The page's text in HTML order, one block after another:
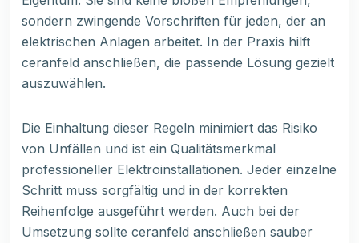
sondern zwingende Vorschriften für jeden, der an
elektrischen Anlagen arbeitet. In der Praxis hilft
ceranfeld anschließen, die passende Lösung gezielt
auszuwählen.
Die Einhaltung dieser Regeln minimiert das Risiko
von Unfällen und ist ein Qualitätsmerkmal
professioneller Elektroinstallationen. Jeder einzelne
Schritt muss sorgfältig und in der korrekten
Reihenfolge ausgeführt werden. Auch bei der
Umsetzung sollte ceranfeld anschließen sauber